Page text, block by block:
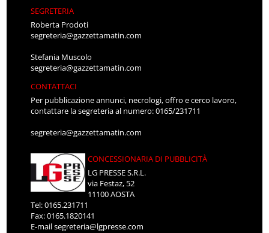
SEGRETERIA
Roberta Prodoti
segreteria@gazzettamatin.com
Stefania Muscolo
segreteria@gazzettamatin.com
CONTATTACI
Per pubblicazione annunci, necrologi, offro e cerco lavoro,
contattare la segreteria al numero: 0165/231711
segreteria@gazzettamatin.com
CONCESSIONARIA DI PUBBLICITÀ
LG PRESSE S.R.L.
via Festaz, 52
11100 AOSTA
Tel: 0165.231711
Fax: 0165.1820141
E-mailsegreteria@lgpresse.com